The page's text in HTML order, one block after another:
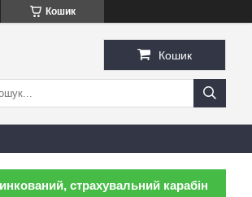
Кошик
Кошик
страхувальний карабін